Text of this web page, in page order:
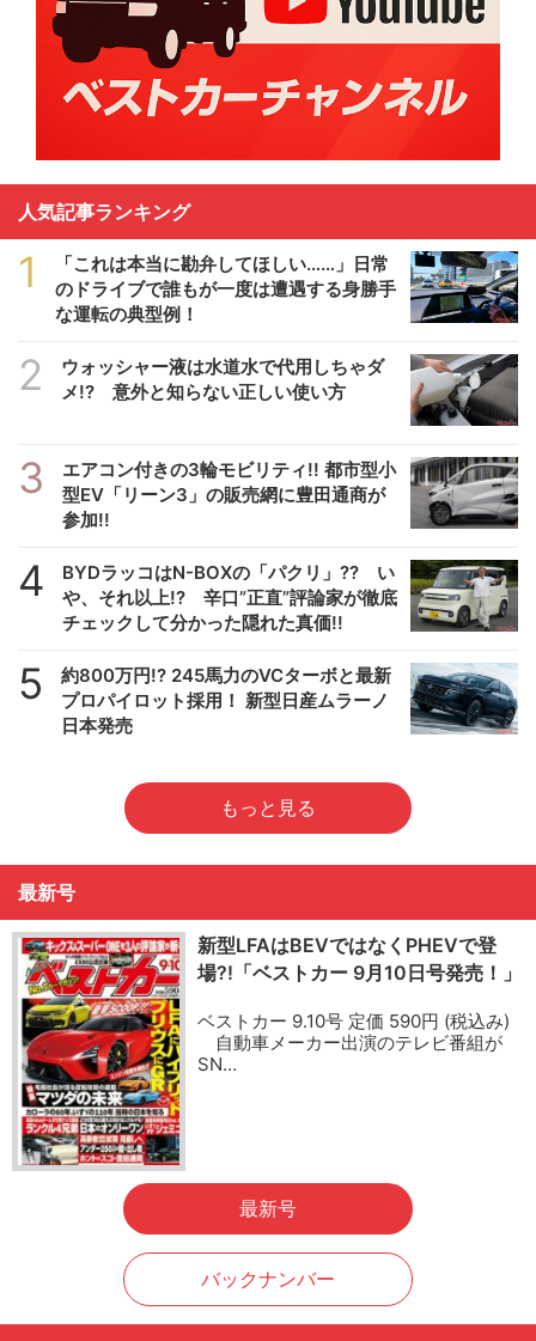
人気記事ランキング
1
「これは本当に勘弁してほしい……」日常
のドライブで誰もが一度は遭遇する身勝手
な運転の典型例！
2
ウォッシャー液は水道水で代用しちゃダ
メ!? 意外と知らない正しい使い方
3
エアコン付きの3輪モビリティ!! 都市型小
型EV「リーン3」の販売網に豊田通商が
参加!!
4
BYDラッコはN-BOXの「パクリ」?? い
や、それ以上!? 辛口”正直”評論家が徹底
チェックして分かった隠れた真価!!
5
約800万円!? 245馬力のVCターボと最新
プロパイロット採用！ 新型日産ムラーノ
日本発売
もっと見る
最新号
新型LFAはBEVではなくPHEVで登
場?!「ベストカー 9月10日号発売！」
ベストカー 9.10号 定価 590円 (税込み)
自動車メーカー出演のテレビ番組が
SN…
最新号
バックナンバー